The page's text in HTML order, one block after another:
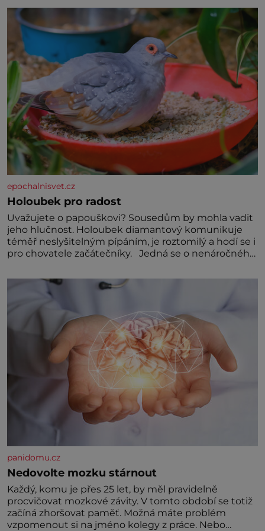
jednoduchost, měkkost a bezpečí, proto by pokoj
miminka měl působit především klidně a útulně.
Předškolní věk je
epochalnisvet.cz
Holoubek pro radost
Uvažujete o papouškovi? Sousedům by mohla vadit
jeho hlučnost. Holoubek diamantový komunikuje
téměř neslyšitelným pípáním, je roztomilý a hodí se i
pro chovatele začátečníky. Jedná se o nenáročného
Hodně času tráví na zemi, kde sbírá zbytky semínek
Jeho domovinou je prakticky celá Austrálie s
výjimkou pobřežní oblasti.
panidomu.cz
Nedovolte mozku stárnout
Každý, komu je přes 25 let, by měl pravidelně
procvičovat mozkové závity. V tomto období se totiž
začíná zhoršovat paměť. Možná máte problém
vzpomenout si na jméno kolegy z práce. Nebo